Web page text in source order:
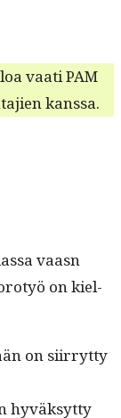
vaati PAM
kanssa.
vaasn
on kiel­
on siir­ryt­ty
hyväksyt­ty